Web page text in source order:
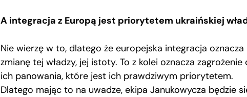
A integracja z Europą jest priorytetem ukraińskiej
Nie wierzę w to, dlatego że europejska integracja oznacza
zmianę tej władzy, jej istoty. To z kolei oznacza zagrożenie
ich panowania, które jest ich prawdziwym priorytetem.
Dlatego mając to na uwadze, ekipa Janukowycza będzie